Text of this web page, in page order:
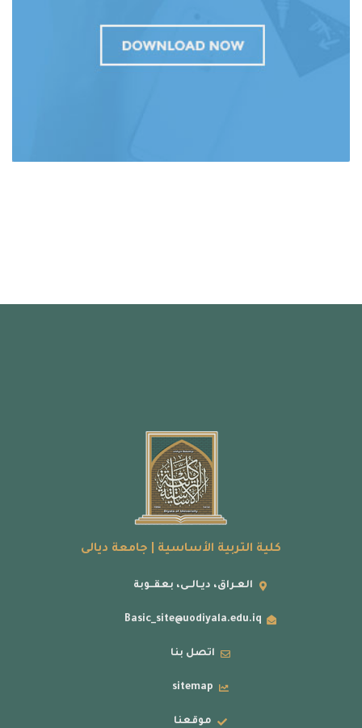
كلية التربية الأساسية | جامعة ديالى
العـراق، ديـالــى، بعقــوبة
Basic_site@uodiyala.edu.iq
اتصل بنا
sitemap
موقعنا